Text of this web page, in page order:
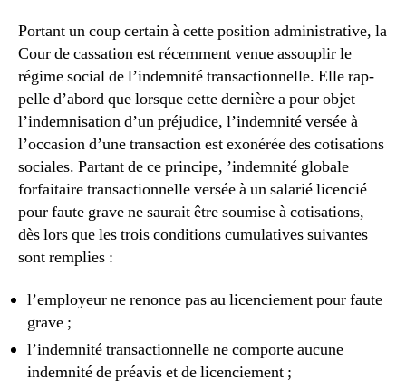
Portant un coup certain à cette position administrative, la
Cour de cassation est récemment venue assouplir le
régime social de l’indemnité transactionnelle. Elle rap-
pelle d’abord que lorsque cette dernière a pour objet
l’indemnisation d’un préjudice, l’indemnité versée à
l’occasion d’une transaction est exonérée des cotisations
sociales. Partant de ce principe, ’indemnité globale
forfaitaire transactionnelle versée à un salarié licencié
pour faute grave ne saurait être soumise à cotisations,
dès lors que les trois conditions cumulatives suivantes
sont remplies :
l’employeur ne renonce pas au licenciement pour faute
grave ;
l’indemnité transactionnelle ne comporte aucune
indemnité de préavis et de licenciement ;